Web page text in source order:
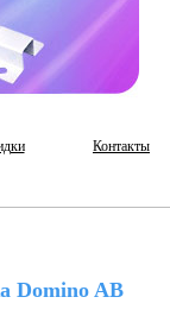
Контакты
Domino AB